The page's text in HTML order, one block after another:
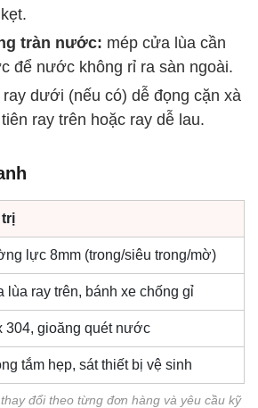
tràn nước: mép cửa lùa cần
để nước không rỉ ra sàn ngoài.
ray dưới (nếu có) dễ đọng cặn xà
ray trên hoặc ray dễ lau.
trị
lực 8mm (trong/siêu trong/mờ)
lùa ray trên, bánh xe chống gỉ
304, gioăng quét nước
tắm hẹp, sát thiết bị vệ sinh
đổi theo từng đơn hàng và yêu cầu kỹ